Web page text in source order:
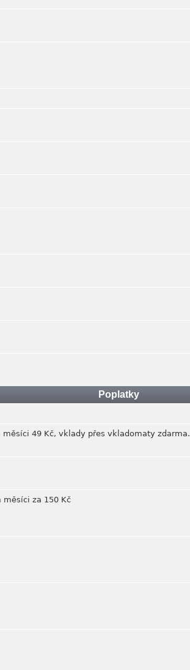
Poplatky
49 Kč, vklady přes vkladomaty zdarma.
za 150 Kč